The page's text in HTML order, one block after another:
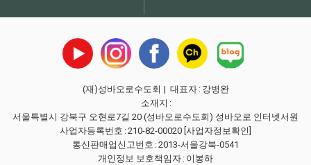
(재)성바오로수도회 | 대표자 : 강병완
소재지 :
서울특별시 강북구 오현로7길 20 (성바오로수도회) 성바오로 인터넷서원
사업자등록번호 :210-82-00020 [사업자정보확인]
통신판매업신고번호 :2013-서울강북-0541
개인정보 보호책임자 : 이봉하